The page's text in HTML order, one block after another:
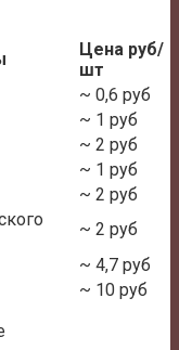
Цена руб/
шт
~ 0,6 руб
~ 1 руб
~ 2 руб
~ 1 руб
~ 2 руб
~ 2 руб
~ 4,7 руб
~ 10 руб